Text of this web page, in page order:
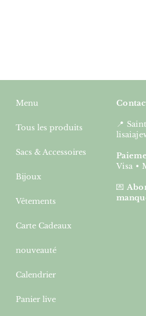
Menu
Tous les produits
Sacs & Accessoires
Bijoux
Vêtements
Carte Cadeaux
nouveauté
Calendrier
Panier live
📍
Visa •
💌